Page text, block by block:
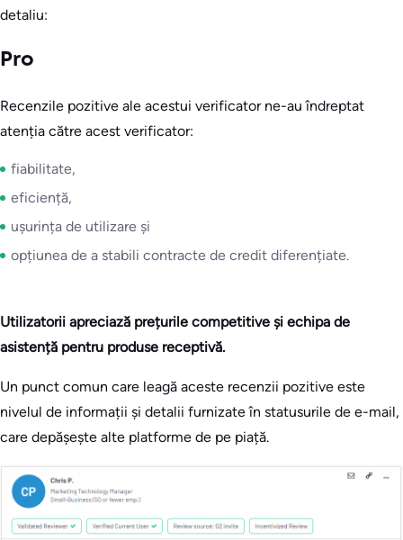
detaliu:
Pro
Recenzile pozitive ale acestui verificator ne-au îndreptat
atenția către acest verificator:
fiabilitate,
eficiență,
ușurința de utilizare și
opțiunea de a stabili contracte de credit diferențiate.
Utilizatorii apreciază prețurile competitive și echipa de
asistență pentru produse receptivă.
Un punct comun care leagă aceste recenzii pozitive este
nivelul de informații și detalii furnizate în statusurile de e-mail,
care depășește alte platforme de pe piață.